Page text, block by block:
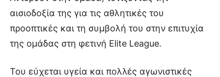
αισιοδοξία της για τις αθλητικές του
προοπτικές και τη συμβολή του στην επιτυχία
της ομάδας στη φετινή Elite League.
Του εύχεται υγεία και πολλές αγωνιστικές